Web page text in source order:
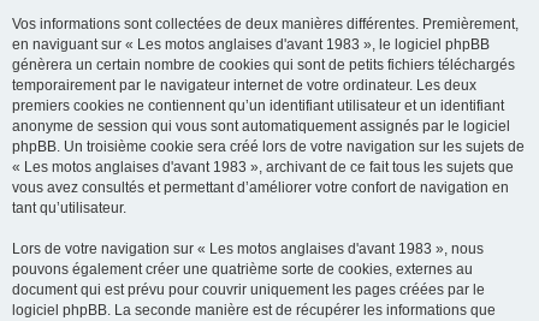
Vos informations sont collectées de deux manières différentes. Premièrement,
en naviguant sur « Les motos anglaises d'avant 1983 », le logiciel phpBB
génèrera un certain nombre de cookies qui sont de petits fichiers téléchargés
temporairement par le navigateur internet de votre ordinateur. Les deux
premiers cookies ne contiennent qu’un identifiant utilisateur et un identifiant
anonyme de session qui vous sont automatiquement assignés par le logiciel
phpBB. Un troisième cookie sera créé lors de votre navigation sur les sujets de
« Les motos anglaises d'avant 1983 », archivant de ce fait tous les sujets que
vous avez consultés et permettant d’améliorer votre confort de navigation en
tant qu’utilisateur.
Lors de votre navigation sur « Les motos anglaises d'avant 1983 », nous
pouvons également créer une quatrième sorte de cookies, externes au
document qui est prévu pour couvrir uniquement les pages créées par le
logiciel phpBB. La seconde manière est de récupérer les informations que